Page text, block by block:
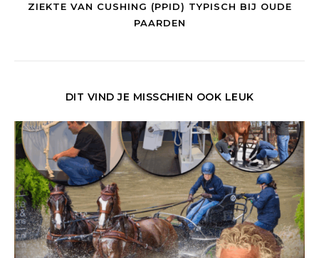
ZIEKTE VAN CUSHING (PPID) TYPISCH BIJ OUDE
PAARDEN
DIT VIND JE MISSCHIEN OOK LEUK